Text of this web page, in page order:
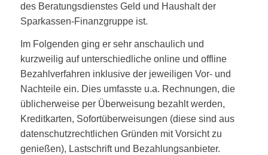
des Beratungsdienstes Geld und Haushalt der
Sparkassen-Finanzgruppe ist.
Im Folgenden ging er sehr anschaulich und
kurzweilig auf unterschiedliche online und offline
Bezahlverfahren inklusive der jeweiligen Vor- und
Nachteile ein. Dies umfasste u.a. Rechnungen, die
üblicherweise per Überweisung bezahlt werden,
Kreditkarten, Sofortüberweisungen (diese sind aus
datenschutzrechtlichen Gründen mit Vorsicht zu
genießen), Lastschrift und Bezahlungsanbieter.